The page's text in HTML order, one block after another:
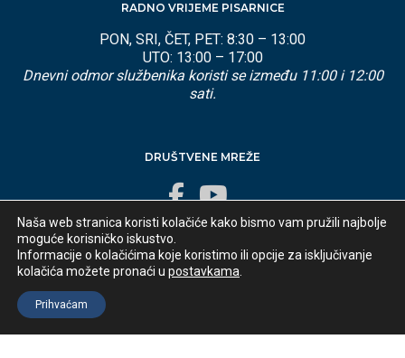
RADNO VRIJEME PISARNICE
PON, SRI, ČET, PET: 8:30 – 13:00
UTO: 13:00 – 17:00
Dnevni odmor službenika koristi se između 11:00 i 12:00
sati.
DRUŠTVENE MREŽE
Developed byappydevelopment
Naša web stranica koristi kolačiće kako bismo vam pružili najbolje
moguće korisničko iskustvo.
Informacije o kolačićima koje koristimo ili opcije za isključivanje
kolačića možete pronaći u postavkama
Prihvaćam